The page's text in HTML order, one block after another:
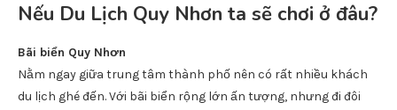
Nếu Du Lịch Quy Nhơn ta sẽ chơi ở đâu?
Bãi biển Quy Nhơn
Nằm ngay giữa trung tâm thành phố nên có rất nhiều khách
du lịch ghé đến. Với bãi biển rộng lớn ấn tượng, nhưng đi đôi